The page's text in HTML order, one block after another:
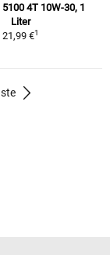
4T 10W-30, 1
Liter
21,99 €1